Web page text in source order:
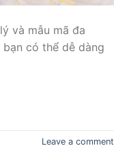
và mẫu mã đa
bạn có thể dễ dàng
Leave a comment